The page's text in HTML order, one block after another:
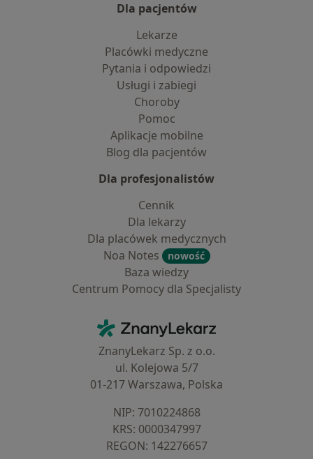
Dla pacjentów
Lekarze
Placówki medyczne
Pytania i odpowiedzi
Usługi i zabiegi
Choroby
Pomoc
Aplikacje mobilne
Blog dla pacjentów
Dla profesjonalistów
Cennik
Dla lekarzy
Dla placówek medycznych
Noa Notes
nowość
Baza wiedzy
Centrum Pomocy dla Specjalisty
ZnanyLekarz - Strona główna
ZnanyLekarz Sp. z o.o.
ul. Kolejowa 5/7
01-217 Warszawa, Polska
NIP: ⁠7010224868
KRS: ⁠0000347997
REGON: ⁠142276657